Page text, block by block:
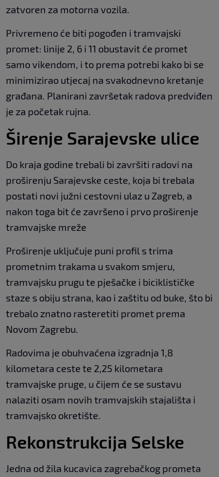
zatvoren za motorna vozila.
Privremeno će biti pogođen i tramvajski
promet: linije 2, 6 i 11 obustavit će promet
samo vikendom, i to prema potrebi kako bi se
minimizirao utjecaj na svakodnevno kretanje
građana. Planirani završetak radova predviđen
je za početak rujna.
Širenje Sarajevske ulice
Do kraja godine trebali bi završiti radovi na
proširenju Sarajevske ceste, koja bi trebala
postati novi južni cestovni ulaz u Zagreb, a
nakon toga bit će završeno i prvo proširenje
tramvajske mreže
Proširenje uključuje puni profil s trima
prometnim trakama u svakom smjeru,
tramvajsku prugu te pješačke i biciklističke
staze s obiju strana, kao i zaštitu od buke, što bi
trebalo znatno rasteretiti promet prema
Novom Zagrebu.
Radovima je obuhvaćena izgradnja 1,8
kilometara ceste te 2,25 kilometara
tramvajske pruge, u čijem će se sustavu
nalaziti osam novih tramvajskih stajališta i
tramvajsko okretište.
Rekonstrukcija Selske
Jedna od žila kucavica zagrebačkog prometa